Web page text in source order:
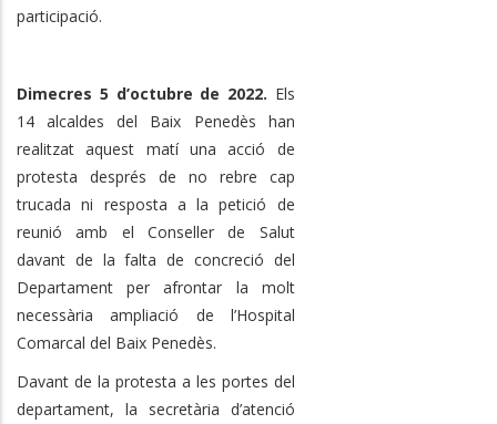
participació.
Dimecres 5 d’octubre de 2022. Els
14 alcaldes del Baix Penedès han
realitzat aquest matí una acció de
protesta després de no rebre cap
trucada ni resposta a la petició de
reunió amb el Conseller de Salut
davant de la falta de concreció del
Departament per afrontar la molt
necessària ampliació de l’Hospital
Comarcal del Baix Penedès.
Davant de la protesta a les portes del
departament, la secretària d’atenció